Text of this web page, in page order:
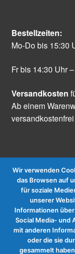
Bestellzeiten:
Mo-Do bis 15:30
Fr bis 14:30 Uhr
Versandkosten
Ab einem
Vertrag
Wir verwenden
das Browsen auf
für soziale
unserer
Informationen
Social Media- und
mit anderen
oder die sie
gesammelt